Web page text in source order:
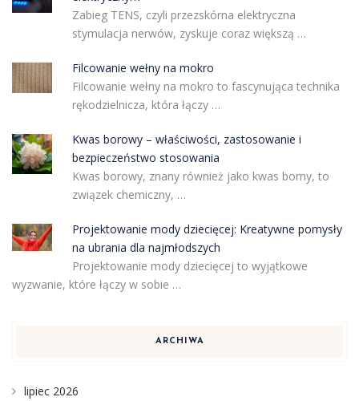
Zabieg TENS, czyli przezskórna elektryczna
stymulacja nerwów, zyskuje coraz większą …
Filcowanie wełny na mokro
Filcowanie wełny na mokro to fascynująca technika
rękodzielnicza, która łączy …
Kwas borowy – właściwości, zastosowanie i
bezpieczeństwo stosowania
Kwas borowy, znany również jako kwas borny, to
związek chemiczny, …
Projektowanie mody dziecięcej: Kreatywne pomysły
na ubrania dla najmłodszych
Projektowanie mody dziecięcej to wyjątkowe
wyzwanie, które łączy w sobie …
ARCHIWA
lipiec 2026